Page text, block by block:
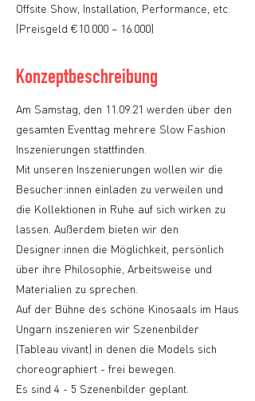
Offsite Show, Installation, Performance, etc.
(Preisgeld €10.000 – 16.000)
Konzeptbeschreibung
Am Samstag, den 11.09.21 werden über den
gesamten Eventtag mehrere Slow Fashion
Inszenierungen stattfinden.
Mit unseren Inszenierungen wollen wir die
Besucher:innen einladen zu verweilen und
die Kollektionen in Ruhe auf sich wirken zu
lassen. Außerdem bieten wir den
Designer:innen die Möglichkeit, persönlich
über ihre Philosophie, Arbeitsweise und
Materialien zu sprechen.
Auf der Bühne des schöne Kinosaals im Haus
Ungarn inszenieren wir Szenenbilder
(Tableau vivant) in denen die Models sich
choreographiert - frei bewegen.
Es sind 4 - 5 Szenenbilder geplant.